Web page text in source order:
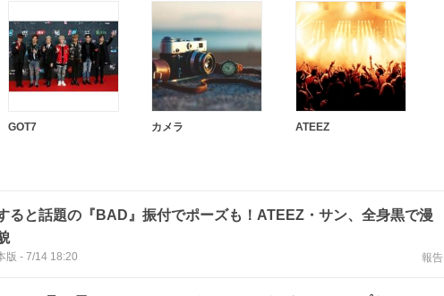
GOT7 カメラ ATEEZ
ると話題の『BAD』振付でポーズも！ATEEZ・サン、全身黒で漫
版 - 7/14 18:20 報告